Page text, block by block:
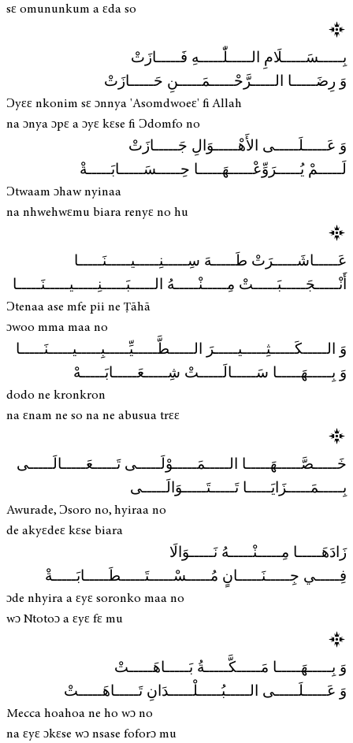
sɛ omununkum a ɛda so
بِـــــسَـــــلَامِ الـــــلّٰـــــهِ فَـــــازَتْ
وَ رِضَـــــا الـــــرَّحْـــــمَـــــنِ حَـــــازَتْ
Ɔyɛɛ nkonim sɛ ɔnnya 'Asomdwoeɛ' fi Allah
na ɔnya ɔpɛ a ɔyɛ kɛse fi Ɔdomfo no
وَ عَـــــلَـــــى الأَهْـــــوَالِ جَـــــازَتْ
لَـــــمْ يُـــــرَوِّعْـــــهَـــــا حِـــــسَـــــابَـــــةْ
Ɔtwaam ɔhaw nyinaa
na nhwehwɛmu biara renyɛ no hu
عَـــــاشَـــــرَتْ طَـــــهَ سِـــــنِـــــيـــــنَـــــا
أَنْـــــجَـــــبَـــــتْ مِـــــنْـــــهُ الـــــبَـــــنِـــــيـــــنَـــــا
Ɔtenaa ase mfe pii ne Ṭāhā
ɔwoo mma maa no
وَ الـــــكَـــــثِـــــيـــــرَ الـــــطَّـــــيِّـــــبِـــــيـــــنَـــــا
وَ بِـــــهَـــــا سَـــــالَـــــتْ شِـــــعَـــــابَـــــهْ
dodo ne kronkron
na ɛnam ne so na ne abusua trɛɛ
خَـــــصَّـــــهَـــــا الـــــمَـــــوْلَـــــى تَـــــعَـــــالَـــــى
بِـــــمَـــــزَايَـــــا تَـــــتَـــــوَالَـــــى
Awurade, Ɔsoro no, hyiraa no
de akyɛdeɛ kɛse biara
زَادَهَـــــا مِـــــنْـــــهُ نَـــــوَالَا
فِـــــي جِـــــنَـــــانٍ مُـــــسْـــــتَـــــطَـــــابَـــــةْ
ɔde nhyira a ɛyɛ soronko maa no
wɔ Ntotoɔ a ɛyɛ fɛ mu
وَ بِـــــهَـــــا مَـــــكَّـــــةُ بَـــــاهَـــــتْ
وَ عَـــــلَـــــى الـــــبُـــــلْـــــدَانِ تَـــــاهَـــــتْ
Mecca hoahoa ne ho wɔ no
na ɛyɛ ɔkɛse wɔ nsase foforɔ mu